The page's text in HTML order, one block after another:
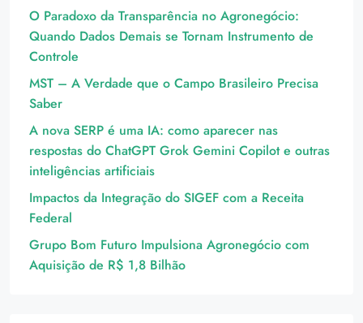
O Paradoxo da Transparência no Agronegócio:
Quando Dados Demais se Tornam Instrumento de
Controle
MST – A Verdade que o Campo Brasileiro Precisa
Saber
A nova SERP é uma IA: como aparecer nas
respostas do ChatGPT Grok Gemini Copilot e outras
inteligências artificiais
Impactos da Integração do SIGEF com a Receita
Federal
Grupo Bom Futuro Impulsiona Agronegócio com
Aquisição de R$ 1,8 Bilhão